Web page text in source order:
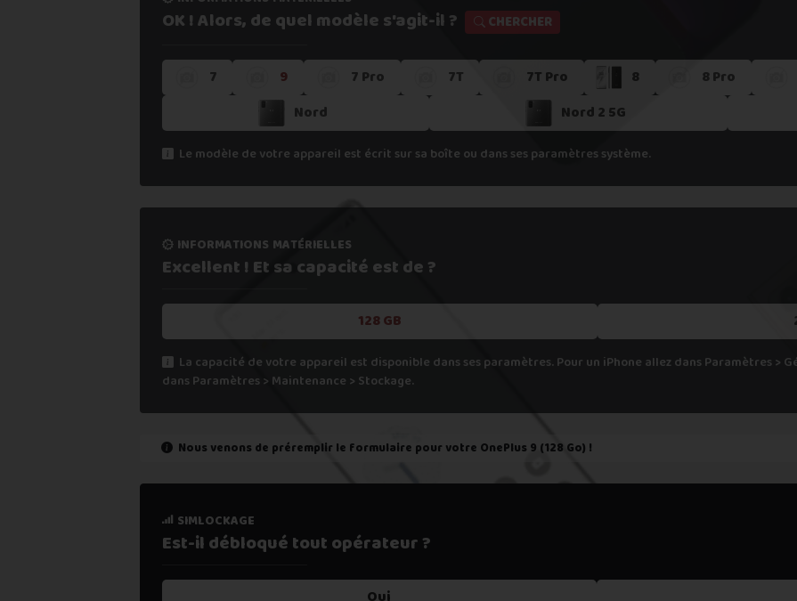
2. Fournir mes informations
3. Déposer gratuitement mon colis dans unpoint relais
4. Attendre la validation de l'atelier
5. Recevoir mon paiement sous 24h
Si vous ne trouvez pas une offre correspondant aux spécifications de votre appareil, cela veut dire que nous
Vous pouvez éventuellement nous contacter.
OK ! Alors, de quel modèle s'agit-il ?
CHERCHER
7 9 7 Pro 7T 7T Pro 8 8 Pro
Nord
Nord 2 5G
Le modèle de votre appareil est écrit sur sa boîte ou dans ses paramètres système.
informations matérielles
Excellent ! Et sa capacitéest de ?
128 GB
La capacité de votre appareil est disponible dans ses paramètres. Pour un iPhone allez dans Paramètres >
dans Paramètres > Maintenance > Stockage.
Nous venons de préremplir le formulaire pour votre OnePlus 9 (128 Go) !
simlockage
Est-il débloqué toutopérateur ?
état de marche
Est-il fonctionnel ?